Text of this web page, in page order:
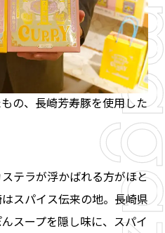
の、長崎芳寿豚を使用した
テラが浮かばれる方がほと
スパイス伝来の地。長崎県
スープを隠し味に、スパイ